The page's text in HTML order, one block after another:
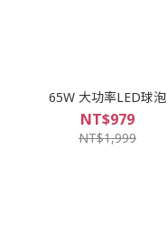
65W 大功率LED球泡
NT$979
NT$1,999